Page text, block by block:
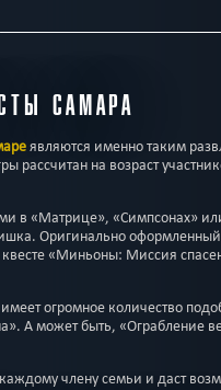
САМАРА
являются именно таким
на возраст
в «Матрице», «Симпсонах»
Оригинально
«Миньоны: Миссия
имеет огромное количество
А может быть, «Ограбление
члену семьи и даст